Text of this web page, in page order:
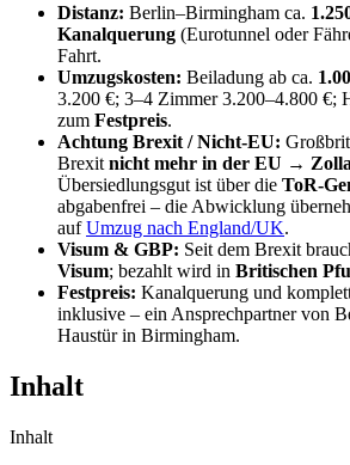
Distanz: Berlin–Birmingham ca.
Kanalquerung (Eurotunnel oder
Fahrt.
Umzugskosten: Beiladung ab ca.
3.200 €; 3–4 Zimmer 3.200–4.800 €;
zum Festpreis.
Achtung Brexit / Nicht-EU:
Brexit nicht mehr in der EU →
Übersiedlungsgut ist über die ToR-
abgabenfrei – die Abwicklung
aufUmzug nach England/UK.
Visum & GBP: Seit dem Brexit
Visum; bezahlt wird in Britischen
Festpreis: Kanalquerung und
inklusive – ein Ansprechpartner von
Haustür in Birmingham.
Inhalt
Inhalt